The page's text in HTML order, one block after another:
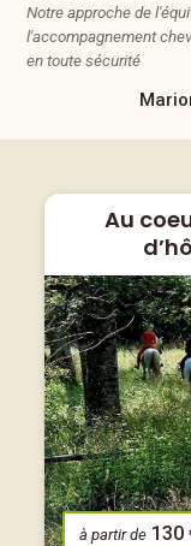
Notre approche de
l'accompagnement
en toute sécurité
Au
à partir de 130